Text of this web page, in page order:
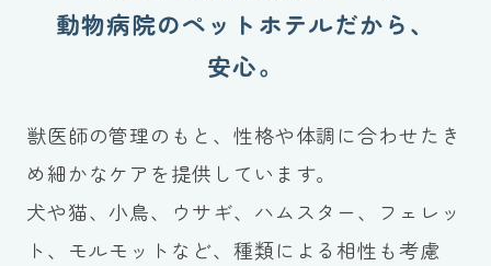
動物病院のペットホテルだから、
安心。
獣医師の管理のもと、性格や体調に合わせたき
め細かなケアを提供しています。
犬や猫、小鳥、ウサギ、ハムスター、フェレッ
ト、モルモットなど、種類による相性も考慮